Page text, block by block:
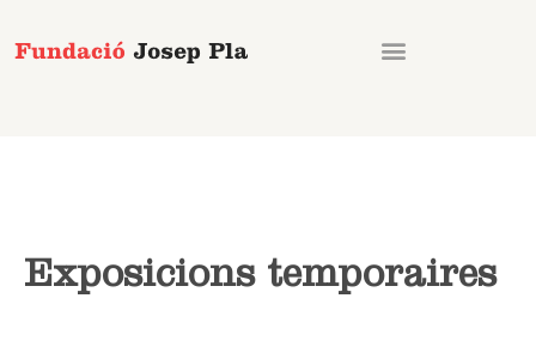
au
Exposicions temporaires